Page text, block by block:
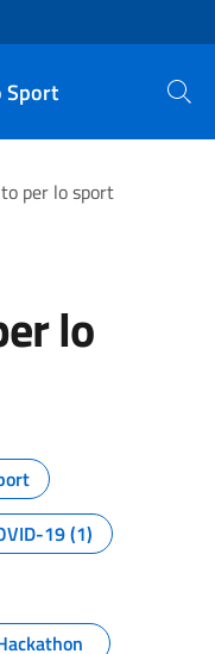
Sport Cerca
per lo sport
lo
pagina
19 (1)